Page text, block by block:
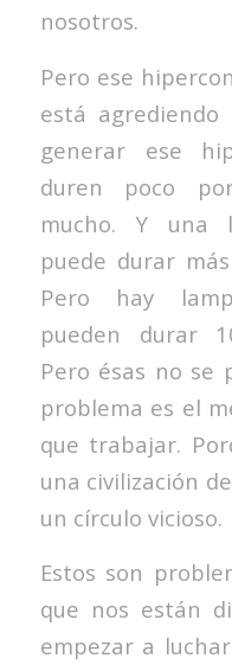
nosotros.
Pero ese
está
generar ese
duren poco
mucho. Y una
puede durar
Pero hay
pueden durar
Pero ésas no se
problema es el
que trabajar.
una civilización
un círculo vicioso.
Estos son
que nos están
empezar a